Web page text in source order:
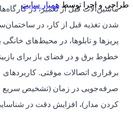
ماشین‌آلات قبل از تعمیر، در
شدن تغذیه قبل از کار، در
پریزها و تابلوها، در محیط‌های
خطوط برق و در فضای باز برای
برقراری اتصالات موقتی.
صرفه‌جویی در زمان (تشخیص سریع
کردن مدار)، افزایش دقت در شناسایی
طراحی و اجرا توسط همیار سایت